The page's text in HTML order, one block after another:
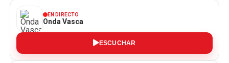
EN DIRECTO
Onda Vasca
ESCUCHAR